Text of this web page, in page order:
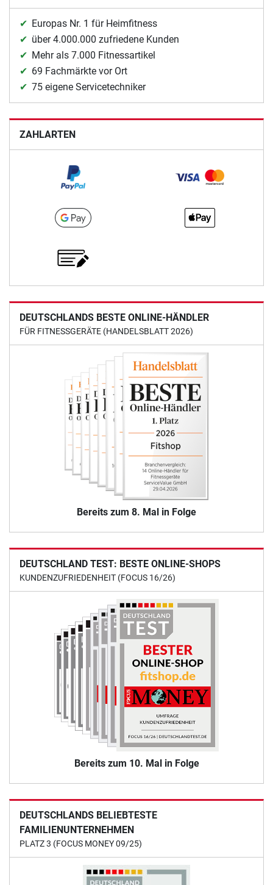
Europas Nr. 1 für Heimfitness
über 4.000.000 zufriedene Kunden
Mehr als 7.000 Fitnessartikel
69 Fachmärkte vor Ort
75 eigene Servicetechniker
ZAHLARTEN
DEUTSCHLANDS BESTE ONLINE-HÄNDLER
FÜR FITNESSGERÄTE (HANDELSBLATT 2026)
Bereits zum 8. Mal in Folge
DEUTSCHLAND TEST: BESTE ONLINE-SHOPS
KUNDENZUFRIEDENHEIT (FOCUS 16/26)
Bereits zum 10. Mal in Folge
DEUTSCHLANDS BELIEBTESTE
FAMILIENUNTERNEHMEN
PLATZ 3 (FOCUS MONEY 09/25)